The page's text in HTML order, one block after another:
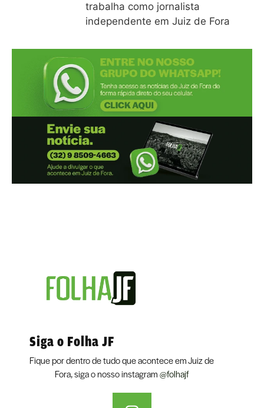
trabalha como jornalista
independente em Juiz de Fora
Siga o Folha JF
Fique por dentro de tudo que acontece em Juiz de
Fora, siga o nosso instagram@folhajf